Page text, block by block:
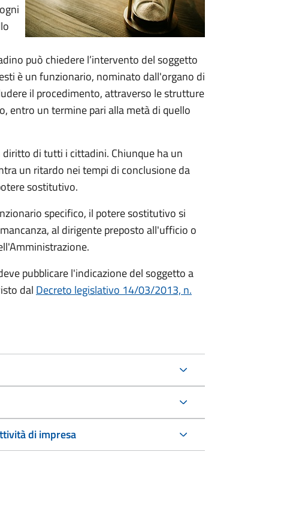
può chiedere l’intervento del soggetto
è un funzionario, nominato dall'organo di
il procedimento, attraverso le strutture
entro un termine pari alla metà di quello
di tutti i cittadini. Chiunque ha un
un ritardo nei tempi di conclusione da
sostitutivo.
specifico, il potere sostitutivo si
al dirigente preposto all'ufficio o
pubblicare l'indicazione del soggetto a
dal Decreto legislativo 14/03/2013, n.
di impresa